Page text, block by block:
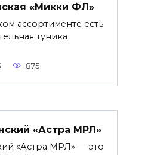
«Микки ФЛ»
ассортименте есть
туника
875
«Астра МРЛ»
«Астра МРЛ» — это